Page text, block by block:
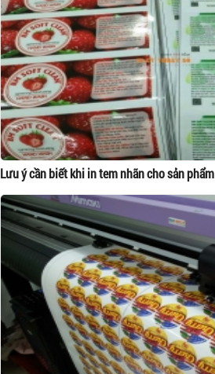
Lưu ý cần biết khi in tem nhãn cho sản phẩm